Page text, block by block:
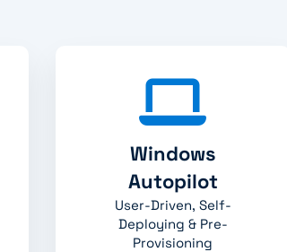
Windows
Autopilot
User-Driven, Self-
Deploying & Pre-
Provisioning